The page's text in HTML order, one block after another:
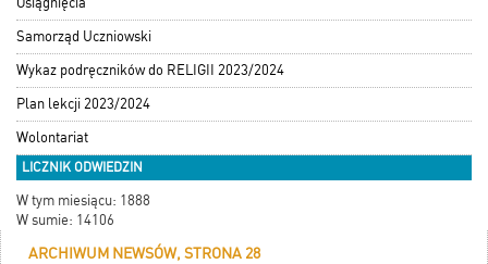
Samorząd Uczniowski
Wykaz podręczników do RELIGII 2023/2024
Plan lekcji 2023/2024
Wolontariat
LICZNIK ODWIEDZIN
W tym miesiącu: 1888
W sumie: 14106
ARCHIWUM NEWSÓW, STRONA 28